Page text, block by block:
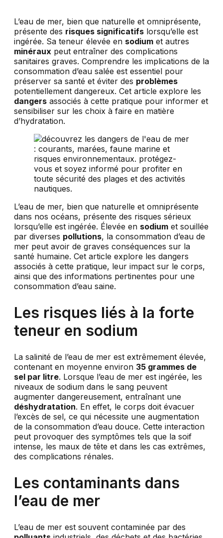
L’eau de mer, bien que naturelle et omniprésente,
présente des risques significatifs lorsqu’elle est
ingérée. Sa teneur élevée en sodium et autres
minéraux peut entraîner des complications
sanitaires graves. Comprendre les implications de la
consommation d’eau salée est essentiel pour
préserver sa santé et éviter des problèmes
potentiellement dangereux. Cet article explore les
dangers associés à cette pratique pour informer et
sensibiliser sur les choix à faire en matière
d’hydratation.
L’eau de mer, bien que naturelle et omniprésente
dans nos océans, présente des risques sérieux
lorsqu’elle est ingérée. Élevée en sodium et souillée
par diverses pollutions, la consommation d’eau de
mer peut avoir de graves conséquences sur la
santé humaine. Cet article explore les dangers
associés à cette pratique, leur impact sur le corps,
ainsi que des informations pertinentes pour une
consommation d’eau saine.
Les risques liés à la forte
teneur en sodium
La salinité de l’eau de mer est extrêmement élevée,
contenant en moyenne environ 35 grammes de
sel par litre. Lorsque l’eau de mer est ingérée, les
niveaux de sodium dans le sang peuvent
augmenter dangereusement, entraînant une
déshydratation. En effet, le corps doit évacuer
l’excès de sel, ce qui nécessite une augmentation
de la consommation d’eau douce. Cette interaction
peut provoquer des symptômes tels que la soif
intense, les maux de tête et dans les cas extrêmes,
des complications rénales.
Les contaminants dans
l’eau de mer
L’eau de mer est souvent contaminée par des